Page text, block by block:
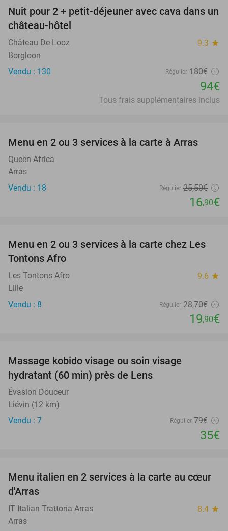
48%
Nuit pour 2 + petit-déjeuner avec cava dans un
château-hôtel
Château De Looz 9.3 star
Borgloon
Vendu : 130
Régulier 180€
94€
Tous frais supplémentaires inclus
34%
Menu en 2 ou 3 services à la carte à Arras
Queen Africa
Arras
Vendu : 18
Régulier 25,50€
16,90€
31%
Menu en 2 ou 3 services à la carte chez Les
Tontons Afro
Les Tontons Afro 9.6 star
Lille
Vendu : 8
Régulier 28,70€
19,90€
Massage kobido visage ou soin visage
hydratant (60 min) près de Lens
Évasion Douceur
Liévin (12 km)
Vendu : 7
Régulier 79€
35€
45%
Menu italien en 2 services à la carte au cœur
d'Arras
IT Italian Trattoria Arras 8.4 star
Arras